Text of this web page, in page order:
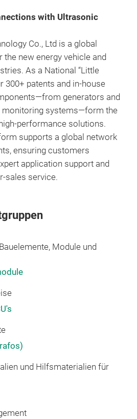
with Ultrasonic
Co., Ltd is a global
new energy vehicle and
As a National “Little
300+ patents and in-house
generators and
monitoring systems—form the
performance solutions.
supports a global network
ensuring customers
application support and
sales service.
Module und
und Hilfsmaterialien für